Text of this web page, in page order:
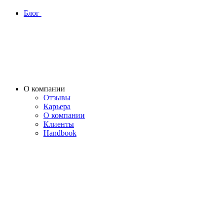
Блог
О компании
Отзывы
Карьера
О компании
Клиенты
Handbook